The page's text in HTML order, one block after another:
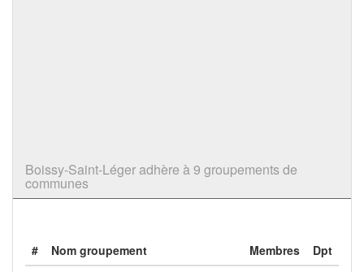
Boissy-Saint-Léger adhère à 9 groupements de
communes
# Nom groupement Membres
Dpt